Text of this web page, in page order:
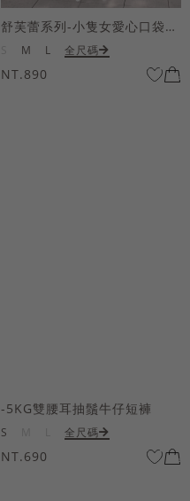
舒芙蕾系列-小隻女愛心口袋寬褲
M L 全尺碼
NT.890
-5KG雙腰耳抽鬚牛仔短褲
S 全尺碼
NT.690